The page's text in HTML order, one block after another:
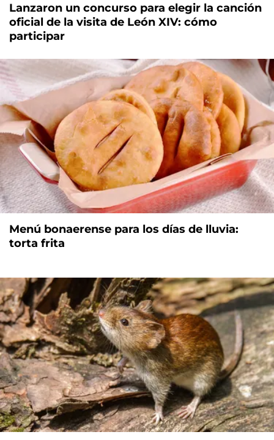
Lanzaron un concurso para elegir la canción
oficial de la visita de León XIV: cómo
participar
Menú bonaerense para los días de lluvia:
torta frita